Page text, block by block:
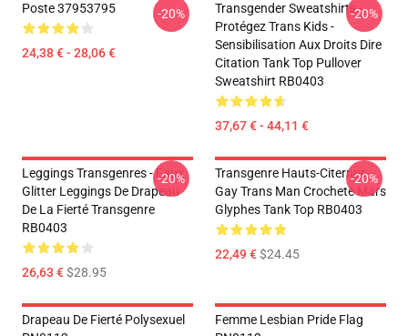
Poste 37953795
24,38 € - 28,06 €
-20%
Transgender Sweatshirts -
Protégez Trans Kids -
Sensibilisation Aux Droits Dire
Citation Tank Top Pullover
Sweatshirt RB0403
37,67 € - 44,11 €
-20%
Leggings Transgenres - Faux
Glitter Leggings De Drapeau
De La Fierté Transgenre
RB0403
26,63 €$28.95
-20%
Transgenre Hauts-Citernes -
Gay Trans Man Crocheté Mars
Glyphes Tank Top RB0403
22,49 €$24.45
-20%
Drapeau De Fierté Polysexuel
Femme Lesbian Pride Flag